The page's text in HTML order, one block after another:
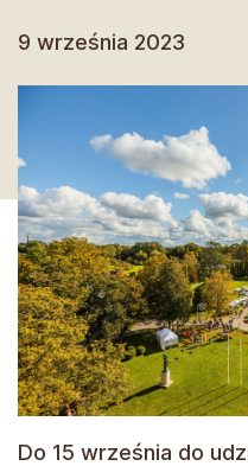
9 września 2023
Do 15 września do